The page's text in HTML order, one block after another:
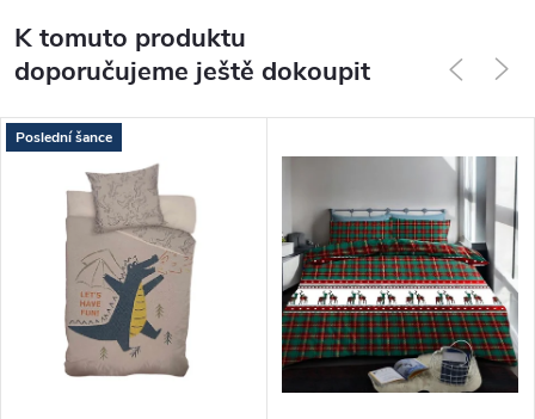
K tomuto produktu
doporučujeme ještě dokoupit
Poslední šance